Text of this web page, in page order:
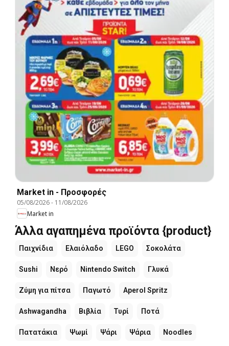
Market in - Προσφορές
05/08/2026- 11/08/2026
Market in
Άλλα αγαπημένα προϊόντα {product}
Παιχνίδια Ελαιόλαδο LEGO Σοκολάτα
Sushi Νερό Nintendo Switch Γλυκά
Ζύμη για πίτσα Παγωτό Aperol Spritz
Ashwagandha Βιβλία Τυρί Ποτά
Πατατάκια Ψωμί Ψάρι Ψάρια Noodles